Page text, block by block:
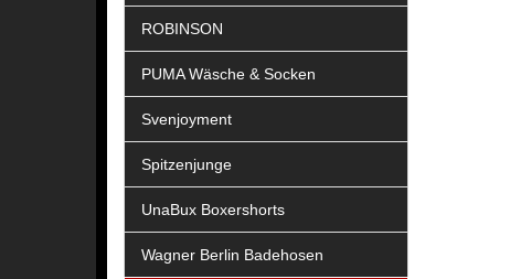
ROBINSON
PUMA Wäsche & Socken
Svenjoyment
Spitzenjunge
UnaBux Boxershorts
Wagner Berlin Badehosen